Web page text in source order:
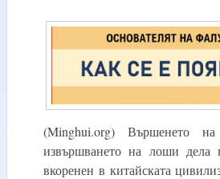
(Minghui.org) Вършенето
извършването на лоши
вкоренен в китайската